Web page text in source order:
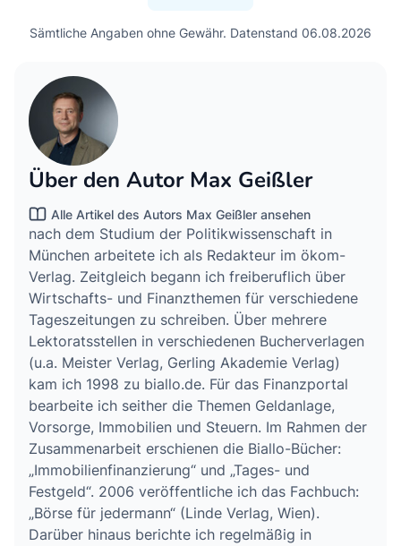
Sämtliche Angaben ohne Gewähr. Datenstand 06.08.2026
Über den Autor Max Geißler
Alle Artikel des Autors Max Geißler ansehen
nach dem Studium der Politikwissenschaft in
München arbeitete ich als Redakteur im ökom-
Verlag. Zeitgleich begann ich freiberuflich über
Wirtschafts- und Finanzthemen für verschiedene
Tageszeitungen zu schreiben. Über mehrere
Lektoratsstellen in verschiedenen Bucherverlagen
(u.a. Meister Verlag, Gerling Akademie Verlag)
kam ich 1998 zu biallo.de. Für das Finanzportal
bearbeite ich seither die Themen Geldanlage,
Vorsorge, Immobilien und Steuern. Im Rahmen der
Zusammenarbeit erschienen die Biallo-Bücher:
„Immobilienfinanzierung“ und „Tages- und
Festgeld“. 2006 veröffentliche ich das Fachbuch:
„Börse für jedermann“ (Linde Verlag, Wien).
Darüber hinaus berichte ich regelmäßig in